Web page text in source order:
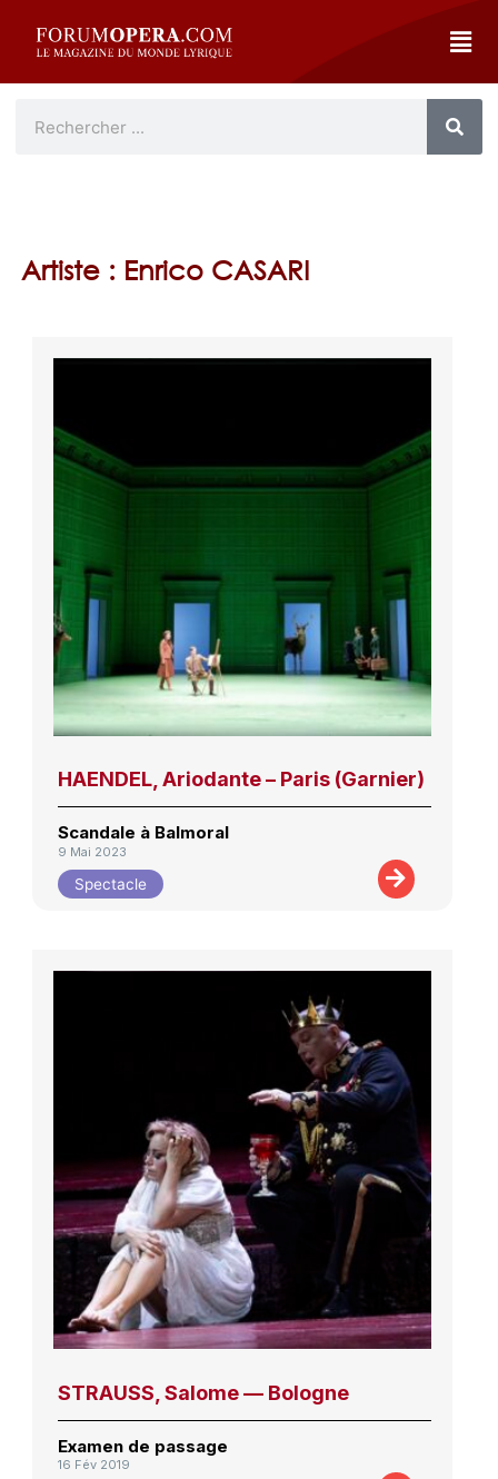
Artiste : Enrico CASARI
HAENDEL, Ariodante – Paris (Garnier)
Scandale à Balmoral
9 Mai 2023
Spectacle
STRAUSS, Salome — Bologne
Examen de passage
16 Fév 2019